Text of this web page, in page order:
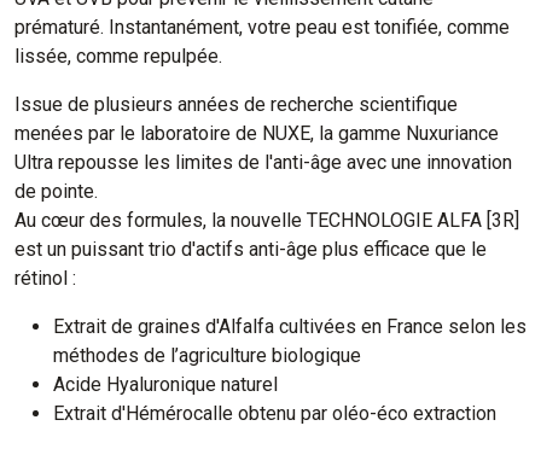
prématuré. Instantanément, votre peau est tonifiée, comme
lissée, comme repulpée.
Issue de plusieurs années de recherche scientifique
menées par le laboratoire de NUXE, la gamme Nuxuriance
Ultra repousse les limites de l'anti-âge avec une innovation
de pointe.
Au cœur des formules, la nouvelle TECHNOLOGIE ALFA [3R]
est un puissant trio d'actifs anti-âge plus efficace que le
rétinol :
Extrait de graines d'Alfalfa cultivées en France selon les
méthodes de l’agriculture biologique
Acide Hyaluronique naturel
Extrait d'Hémérocalle obtenu par oléo-éco extraction